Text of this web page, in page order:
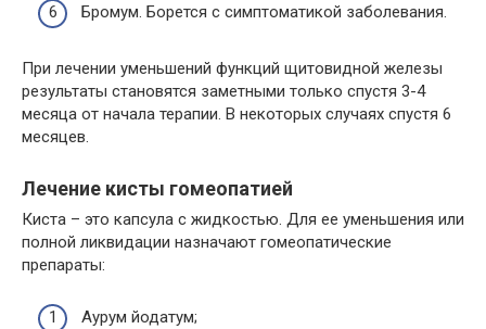
Бромум. Борется с симптоматикой заболевания.
При лечении уменьшений функций щитовидной железы
результаты становятся заметными только спустя 3-4
месяца от начала терапии. В некоторых случаях спустя 6
месяцев.
Лечение кисты гомеопатией
Киста – это капсула с жидкостью. Для ее уменьшения или
полной ликвидации назначают гомеопатические
препараты:
Аурум йодатум;